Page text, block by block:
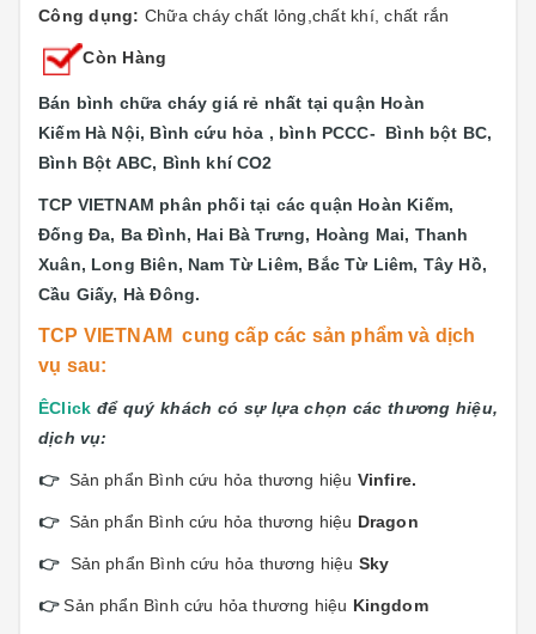
Công dụng: Chữa cháy chất lỏng,chất khí, chất rắn
Còn Hàng
Bán bình chữa cháy giá rẻ nhất tại quận Hoàn
Kiếm Hà Nội, Bình cứu hỏa , bình PCCC- Bình bột BC,
Bình Bột ABC, Bình khí CO2
TCP VIETNAM phân phối tại các quận Hoàn Kiếm,
Đống Đa, Ba Đình, Hai Bà Trưng, Hoàng Mai, Thanh
Xuân, Long Biên, Nam Từ Liêm, Bắc Từ Liêm, Tây Hồ,
Cầu Giấy, Hà Đông.
TCP VIETNAM cung cấp các sản phẩm và dịch
vụ sau:
ÊClick để quý khách có sự lựa chọn các thương hiệu,
dịch vụ:
👉 Sản phẩn Bình cứu hỏa thương hiệu Vinfire.
👉 Sản phẩn Bình cứu hỏa thương hiệu Dragon
👉 Sản phẩn Bình cứu hỏa thương hiệu Sky
👉Sản phẩn Bình cứu hỏa thương hiệu Kingdom